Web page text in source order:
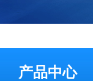
产品中心